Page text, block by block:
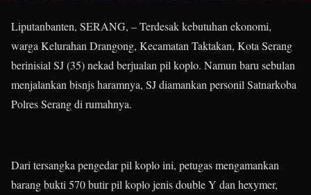
Liputanbanten, SERANG, – Terdesak kebutuhan ekonomi,
warga Kelurahan Drangong, Kecamatan Taktakan, Kota Serang
berinisial SJ (35) nekad berjualan pil koplo. Namun baru sebulan
menjalankan bisnjs haramnya, SJ diamankan personil Satnarkoba
Polres Serang di rumahnya.
Dari tersangka pengedar pil koplo ini, petugas mengamankan
barang bukti 570 butir pil koplo jenis double Y dan hexymer,